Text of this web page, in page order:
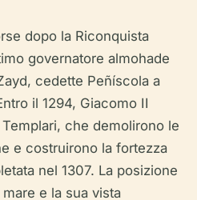
dopo la Riconquista
governatore almohade
cedette Peñíscola a
il 1294, Giacomo II
che demolirono le
e costruirono la fortezza
nel 1307. La posizione
e la sua vista